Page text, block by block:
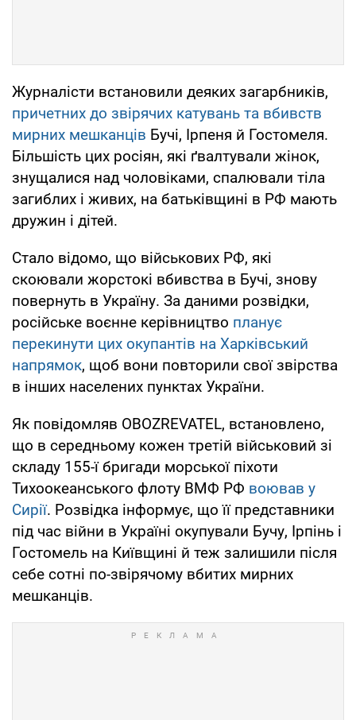
Журналісти встановили деяких загарбників,
причетних до звірячих катувань та вбивств
мирних мешканців Бучі, Ірпеня й Гостомеля.
Більшість цих росіян, які ґвалтували жінок,
знущалися над чоловіками, спалювали тіла
загиблих і живих, на батьківщині в РФ мають
дружин і дітей.
Стало відомо, що військових РФ, які
скоювали жорстокі вбивства в Бучі, знову
повернуть в Україну. За даними розвідки,
російське воєнне керівництво планує
перекинути цих окупантів на Харківський
напрямок, щоб вони повторили свої звірства
в інших населених пунктах України.
Як повідомляв OBOZREVATEL, встановлено,
що в середньому кожен третій військовий зі
складу 155-ї бригади морської піхоти
Тихоокеанського флоту ВМФ РФ воював у
Сирії. Розвідка інформує, що її представники
під час війни в Україні окупували Бучу, Ірпінь і
Гостомель на Київщині й теж залишили після
себе сотні по-звірячому вбитих мирних
мешканців.